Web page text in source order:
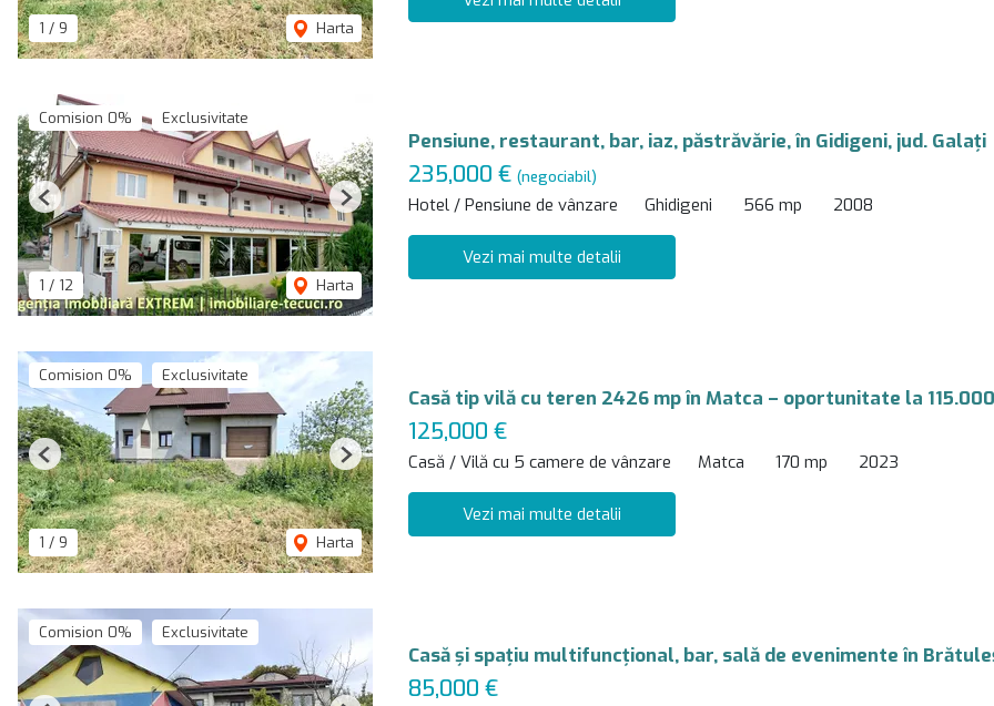
1 / 9 Harta
Comision 0% Exclusivitate
1 / 12 Harta
Previous Next
Pensiune, restaurant, bar, iaz, păstrăvărie, în Gidigeni, jud. Galaţi
235,000 € (negociabil)
Hotel / Pensiune de vânzare Ghidigeni 566 mp 2008
Vezi mai multe detalii
Comision 0% Exclusivitate
1 / 9 Harta
Previous Next
Casă tip vilă cu teren 2426 mp în Matca – oportunitate la
125,000 €
Casă / Vilă cu 5 camere de vânzare Matca 170 mp 2023
Vezi mai multe detalii
Comision 0% Exclusivitate
Casă şi spaţiu multifuncţional, bar, sală de evenimente în
85,000 €